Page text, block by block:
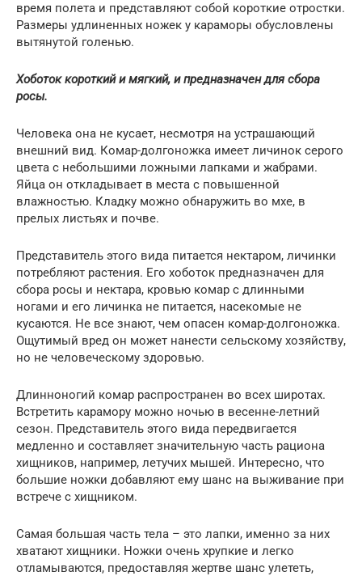
время полета и представляют собой короткие отростки.
Размеры удлиненных ножек у караморы обусловлены
вытянутой голенью.
Хоботок короткий и мягкий, и предназначен для сбора
росы.
Человека она не кусает, несмотря на устрашающий
внешний вид. Комар-долгоножка имеет личинок серого
цвета с небольшими ложными лапками и жабрами.
Яйца он откладывает в места с повышенной
влажностью. Кладку можно обнаружить во мхе, в
прелых листьях и почве.
Представитель этого вида питается нектаром, личинки
потребляют растения. Его хоботок предназначен для
сбора росы и нектара, кровью комар с длинными
ногами и его личинка не питается, насекомые не
кусаются. Не все знают, чем опасен комар-долгоножка.
Ощутимый вред он может нанести сельскому хозяйству,
но не человеческому здоровью.
Длинноногий комар распространен во всех широтах.
Встретить карамору можно ночью в весенне-летний
сезон. Представитель этого вида передвигается
медленно и составляет значительную часть рациона
хищников, например, летучих мышей. Интересно, что
большие ножки добавляют ему шанс на выживание при
встрече с хищником.
Самая большая часть тела – это лапки, именно за них
хватают хищники. Ножки очень хрупкие и легко
отламываются, предоставляя жертве шанс улететь,